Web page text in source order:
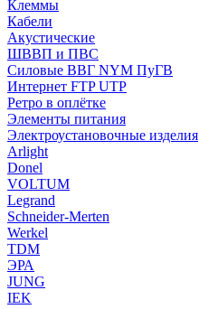
Клеммы
Кабели
Акустические
ШВВП и ПВС
Силовые ВВГ NYM ПуГВ
Интернет FTP UTP
Ретро в оплётке
Элементы питания
Электроустановочные изделия
Arlight
Donel
VOLTUM
Legrand
Schneider-Merten
Werkel
TDM
ЭРА
JUNG
IEK